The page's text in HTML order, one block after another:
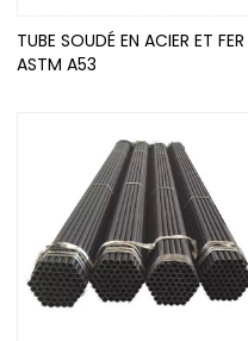
TUBE SOUDÉ EN ACIER ET FER
ASTM A53